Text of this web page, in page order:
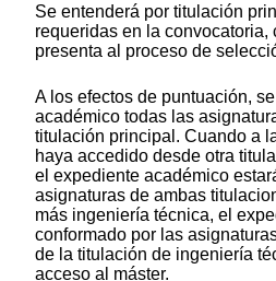
Se entenderá por titulación
requeridas en la
presenta al proceso de
A los efectos de puntuación,
académico todas las
titulación principal. Cuando a
haya accedido desde otra
el expediente académico
asignaturas de ambas
más ingeniería técnica, el
conformado por las
de la titulación de ingeniería
acceso al máster.